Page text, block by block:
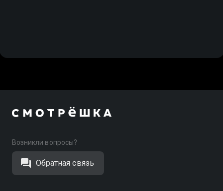
Возникли вопросы?
Обратная связь